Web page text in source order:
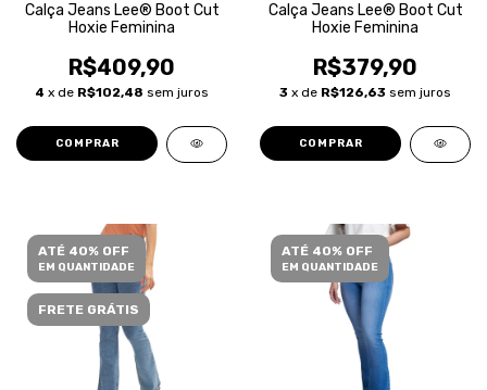
Calça Jeans Lee® Boot Cut
Hoxie Feminina
R$409,90
4 x de R$102,48 sem juros
COMPRAR
Calça Jeans Lee® Boot Cut
Hoxie Feminina
R$379,90
3 x de R$126,63 sem juros
COMPRAR
ATÉ 40% OFF
EM QUANTIDADE
FRETE GRÁTIS
ATÉ 40% OFF
EM QUANTIDADE